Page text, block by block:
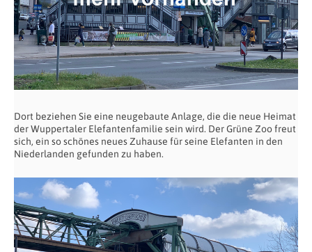
Dort beziehen Sie eine neugebaute Anlage, die die neue Heimat
der Wuppertaler Elefantenfamilie sein wird. Der Grüne Zoo freut
sich, ein so schönes neues Zuhause für seine Elefanten in den
Niederlanden gefunden zu haben.